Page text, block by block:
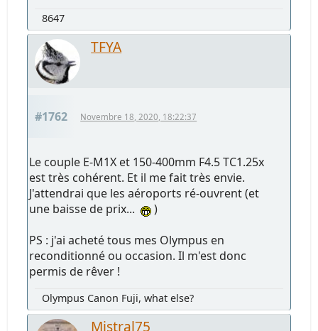
8647
TFYA
#1762 Novembre 18, 2020, 18:22:37
Le couple E-M1X et 150-400mm F4.5 TC1.25x
est très cohérent. Et il me fait très envie.
J'attendrai que les aéroports ré-ouvrent (et
une baisse de prix...
)
PS : j'ai acheté tous mes Olympus en
reconditionné ou occasion. Il m'est donc
permis de rêver !
Olympus Canon Fuji, what else?
Mistral75